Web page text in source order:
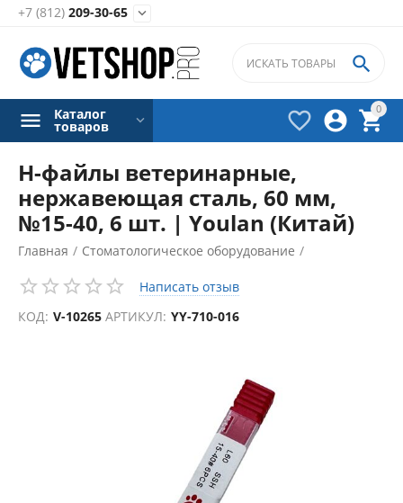
+7 (812) 209-30-65 
0




Каталог
товаров
Н-файлы ветеринарные,
нержавеющая сталь, 60 мм,
№15-40, 6 шт. | Youlan (Китай)
Главная / Стоматологическое оборудование /
Эндодонтические инструменты /
Написать отзыв
КОД: V-10265 АРТИКУЛ: YY-710-016